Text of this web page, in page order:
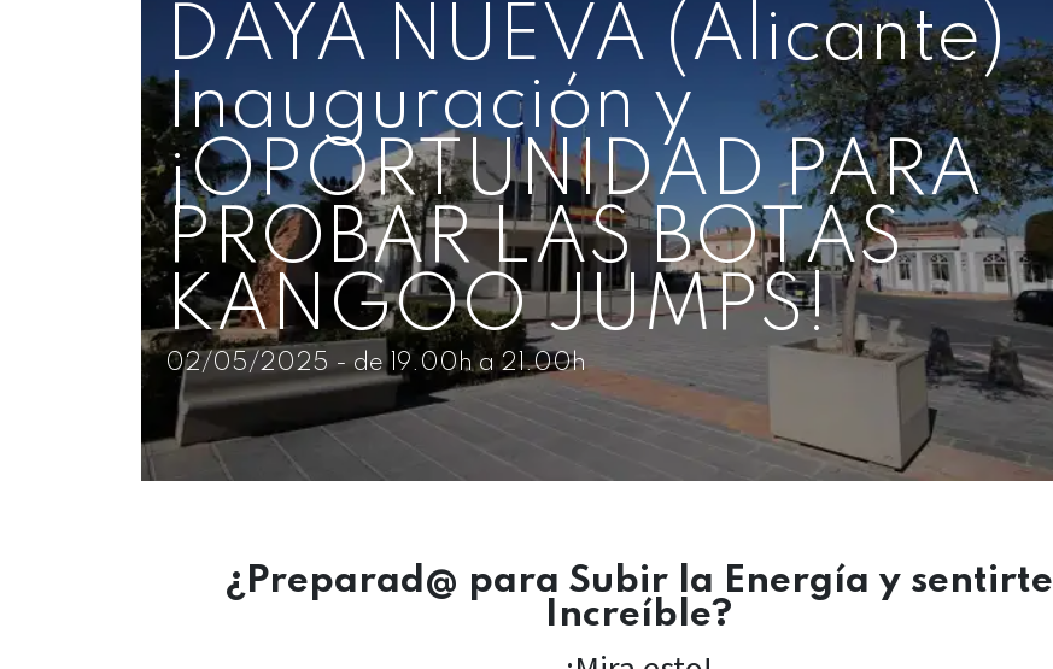
DAYA NUEVA (Alicante)
Inauguración y
¡OPORTUNIDAD PARA
PROBAR LAS BOTAS
KANGOO JUMPS!
02/05/2025 - de 19.00h a 21.00h
¿Preparad@ para Subir la Energía y sentirte
Increíble?